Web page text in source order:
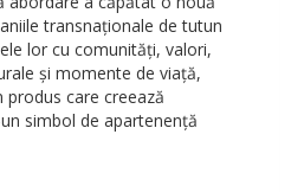
transnaționale de tutun
lor cu comunități, valori,
și momente de viață,
care creează
simbol de apartenență